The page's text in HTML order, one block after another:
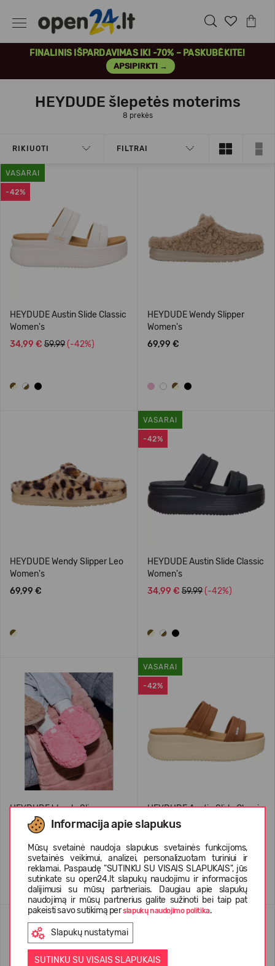
FINALINIS IŠPARDAVIMAS IKI -70% – PASKUBĖKITE!
APSIPIRKTI →
Informacija apie slapukus
Mūsų svetainė naudoja slapukus svetainės funkcijoms,
svetainės veikimui, analizei, personalizuotam turiniui ir
reklamai. Paspaudę "SUTINKU SU VISAIS SLAPUKAIS", jūs
sutinkate su open24.lt slapukų naudojimu ir informacijos
dalijimusi su mūsų partneriais. Daugiau apie slapukų
naudojimą ir mūsų partnerius galite sužinoti bei taip pat
pakeisti savo sutikimą perslapukų naudojimo politika.
Slapukų nustatymai
SUTINKU SU VISAIS SLAPUKAIS
HEYDUDE šlepetės moterims
8 prekės
RIKIUOTI FILTRAI
-42%
VASARAI
HEYDUDE Austin Slide Classic
Women's
34,99 € 59.99 (-42%)
HEYDUDE Wendy Slipper
Women's
69,99 €
HEYDUDE Wendy Slipper Leo
Women's
69,99 €
-42%
VASARAI
HEYDUDE Austin Slide Classic
Women's
34,99 € 59.99 (-42%)
HEYDUDE Wendy Slipper
Women's
-42%
VASARAI
HEYDUDE Austin Slide Classic
Women's